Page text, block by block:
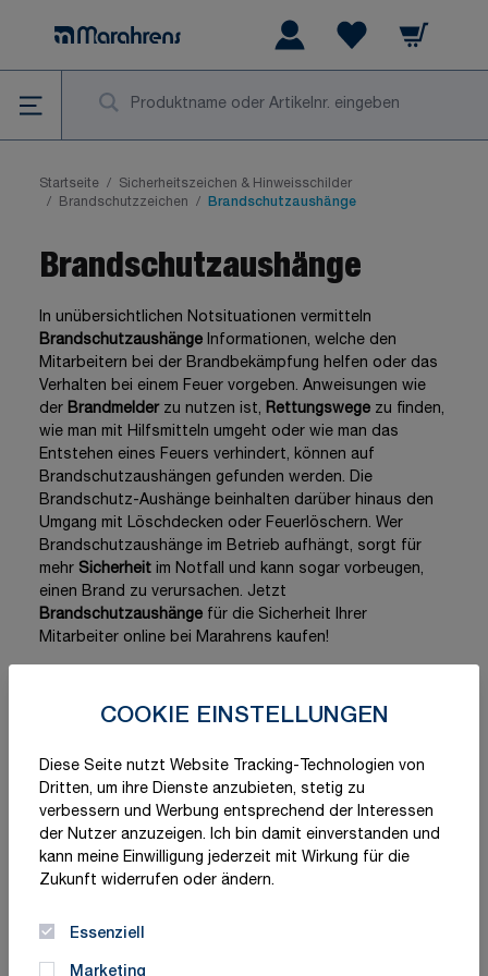
COOKIE EINSTELLUNGEN
Diese Seite nutzt Website Tracking-Technologien von
Dritten, um ihre Dienste anzubieten, stetig zu
verbessern und Werbung entsprechend der Interessen
der Nutzer anzuzeigen. Ich bin damit einverstanden und
kann meine Einwilligung jederzeit mit Wirkung für die
Zukunft widerrufen oder ändern.
Essenziell
Marketing
Warenkorb
Startseite /
Sicherheitszeichen & Hinweisschilder
/
Brandschutzzeichen / Brandschutzaushänge
Brandschutzaushänge
In unübersichtlichen Notsituationen vermitteln
Brandschutzaushänge Informationen, welche den
Mitarbeitern bei der Brandbekämpfung helfen oder das
Verhalten bei einem Feuer vorgeben. Anweisungen wie
der Brandmelderzu nutzen ist, Rettungswege zu finden,
wie man mit Hilfsmitteln umgeht oder wie man das
Entstehen eines Feuers verhindert, können auf
Brandschutzaushängen gefunden werden. Die
Brandschutz-Aushänge beinhalten darüber hinaus den
Umgang mit Löschdecken oder Feuerlöschern. Wer
Brandschutzaushänge im Betrieb aufhängt, sorgt für
mehr Sicherheit im Notfall und kann sogar vorbeugen,
einen Brand zu verursachen. Jetzt
Brandschutzaushänge für die Sicherheit Ihrer
Mitarbeiter online bei Marahrens kaufen!
Filter
Elemente
Artikel pro Seite Sortieren nach